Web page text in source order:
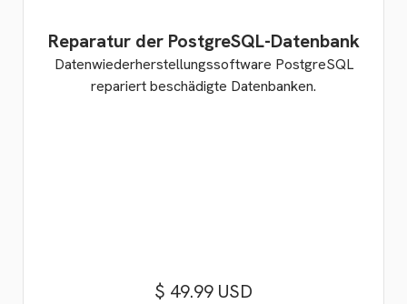
Reparatur der PostgreSQL-Datenbank
Datenwiederherstellungssoftware PostgreSQL
repariert beschädigte Datenbanken.
$ 49.99 USD